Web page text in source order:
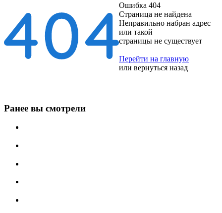
Ошибка 404
Страница не найдена
Неправильно набран адрес
или такой
страницы не существует
Перейти на главную
или вернуться назад
Ранее вы смотрели